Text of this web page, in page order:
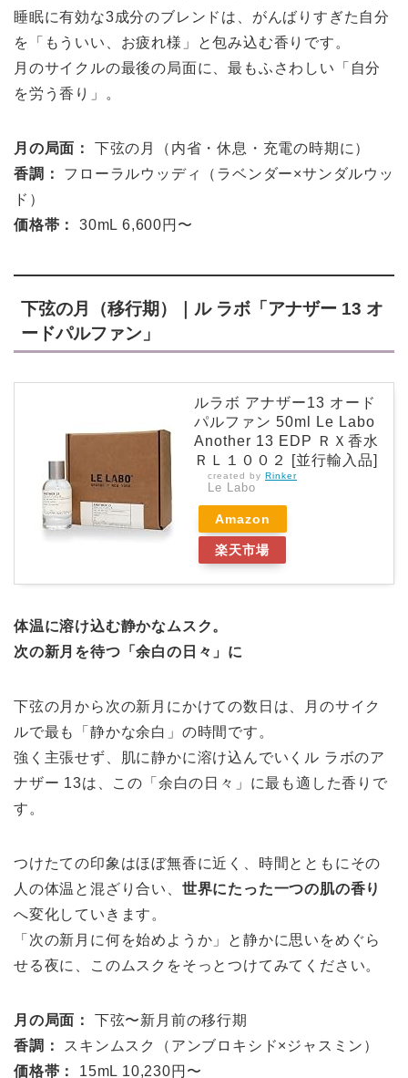
睡眠に有効な3成分のブレンドは、がんばりすぎた自分
を「もういい、お疲れ様」と包み込む香りです。
月のサイクルの最後の局面に、最もふさわしい「自分
を労う香り」。
月の局面：
下弦の月（内省・休息・充電の時期に）
香調：
フローラルウッディ（ラベンダー×サンダルウッ
ド）
価格帯：
30mL 6,600円〜
下弦の月（移行期）｜ル ラボ「アナザー 13 オ
ードパルファン」
ルラボ アナザー13 オード
パルファン 50ml Le Labo
Another 13 EDP ＲＸ香水
ＲＬ１００２ [並行輸入品]
created by Rinker
Le Labo
Amazon
楽天市場
体温に溶け込む静かなムスク。
次の新月を待つ「余白の日々」に
下弦の月から次の新月にかけての数日は、月のサイク
ルで最も「静かな余白」の時間です。
強く主張せず、肌に静かに溶け込んでいくル ラボのア
ナザー 13は、この「余白の日々」に最も適した香りで
す。
つけたての印象はほぼ無香に近く、時間とともにその
人の体温と混ざり合い、 世界にたった一つの肌の香り
へ変化していきます。
「次の新月に何を始めようか」と静かに思いをめぐら
せる夜に、このムスクをそっとつけてみてください。
月の局面：
下弦〜新月前の移行期
香調：
スキンムスク（アンブロキシド×ジャスミン）
価格帯：
15mL 10,230円〜